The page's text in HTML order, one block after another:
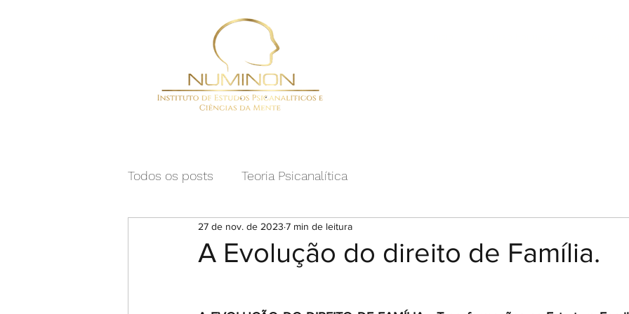
Todos os posts Teoria Psicanalítica
A Evolução do direito de Família.
27 de nov. de 2023 7 min de leitura